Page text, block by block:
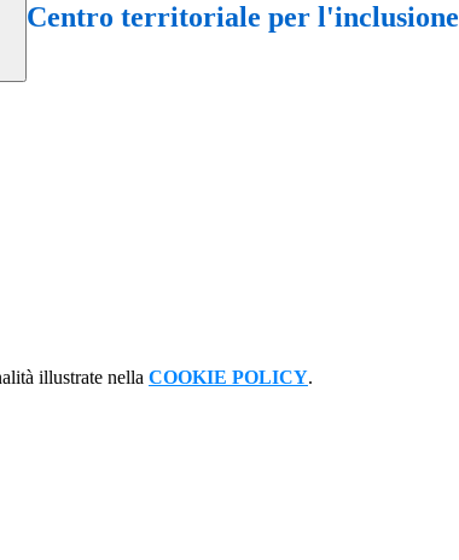
Centro territoriale per l'inclusione
illustrate nella COOKIE POLICY.